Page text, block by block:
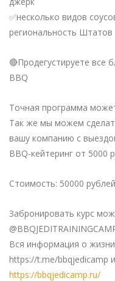
✅несколько видов
региональность Штатов
🔴Продегустируете все
BBQ
Точная программа
Так же мы можем
вашу компанию с
BBQ-кейтеринг от 5000
Стоимость: 50000 рублей
Забронировать курс
Вся информация о
https://t.me/bbqjedicamp
https://bbqjedicamp.ru/